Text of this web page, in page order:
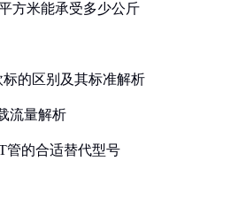
方米能承受多少公斤
的区别及其标准解析
流量解析
管的合适替代型号